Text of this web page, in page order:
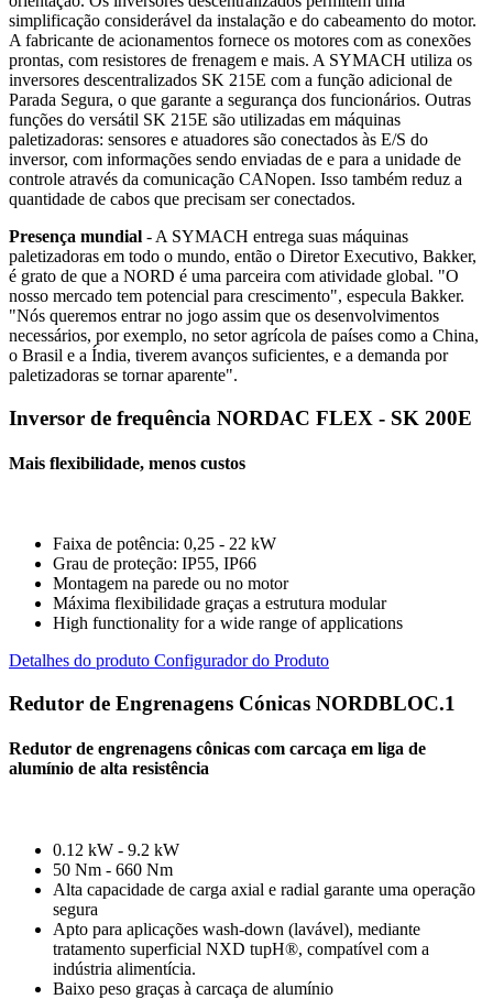
simplificação considerável da instalação e do cabeamento do motor.
A fabricante de acionamentos fornece os motores com as conexões
prontas, com resistores de frenagem e mais. A SYMACH utiliza os
inversores descentralizados SK 215E com a função adicional de
Parada Segura, o que garante a segurança dos funcionários. Outras
funções do versátil SK 215E são utilizadas em máquinas
paletizadoras: sensores e atuadores são conectados às E/S do
inversor, com informações sendo enviadas de e para a unidade de
controle através da comunicação CANopen. Isso também reduz a
quantidade de cabos que precisam ser conectados.
Presença mundial - A SYMACH entrega suas máquinas
paletizadoras em todo o mundo, então o Diretor Executivo, Bakker,
é grato de que a NORD é uma parceira com atividade global. "O
nosso mercado tem potencial para crescimento", especula Bakker.
"Nós queremos entrar no jogo assim que os desenvolvimentos
necessários, por exemplo, no setor agrícola de países como a China,
o Brasil e a Índia, tiverem avanços suficientes, e a demanda por
paletizadoras se tornar aparente".
Inversor de frequência NORDAC FLEX - SK 200E
Mais flexibilidade, menos custos
Faixa de potência: 0,25 - 22 kW
Grau de proteção: IP55, IP66
Montagem na parede ou no motor
Máxima flexibilidade graças a estrutura modular
High functionality for a wide range of applications
Detalhes do produto Configurador do Produto
Redutor de Engrenagens Cónicas NORDBLOC.1
Redutor de engrenagens cônicas com carcaça em liga de
alumínio de alta resistência
0.12 kW - 9.2 kW
50 Nm - 660 Nm
Alta capacidade de carga axial e radial garante uma operação
segura
Apto para aplicações wash-down (lavável), mediante
tratamento superficial NXD tupH®, compatível com a
indústria alimentícia.
Baixo peso graças à carcaça de alumínio